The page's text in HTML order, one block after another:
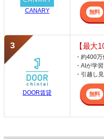
CANARY
DOOR賃貸
【最大
・約400
・AIが学
・引越し